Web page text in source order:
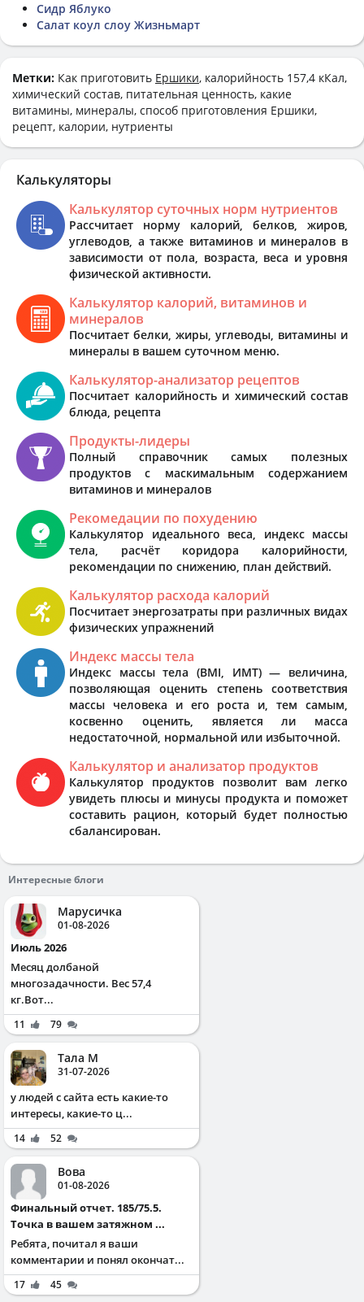
Сидр Яблуко
Салат коул слоу Жизньмарт
Метки: Как приготовить Ершики, калорийность 157,4 кКал,
химический состав, питательная ценность, какие
витамины, минералы, способ приготовления Ершики,
рецепт, калории, нутриенты
Калькуляторы
Калькулятор суточных норм нутриентов
Рассчитает норму калорий, белков, жиров,
углеводов, а также витаминов и минералов в
зависимости от пола, возраста, веса и уровня
физической активности.
Калькулятор калорий, витаминов и
минералов
Посчитает белки, жиры, углеводы, витамины и
минералы в вашем суточном меню.
Калькулятор-анализатор рецептов
Посчитает калорийность и химический состав
блюда, рецепта
Продукты-лидеры
Полный справочник самых полезных
продуктов с маскимальным содержанием
витаминов и минералов
Рекомедации по похудению
Калькулятор идеального веса, индекс массы
тела, расчёт коридора калорийности,
рекомендации по снижению, план действий.
Калькулятор расхода калорий
Посчитает энергозатраты при различных видах
физических упражнений
Индекс массы тела
Индекс массы тела (BMI, ИМТ) — величина,
позволяющая оценить степень соответствия
массы человека и его роста и, тем самым,
косвенно оценить, является ли масса
недостаточной, нормальной или избыточной.
Калькулятор и анализатор продуктов
Калькулятор продуктов позволит вам легко
увидеть плюсы и минусы продукта и поможет
составить рацион, который будет полностью
сбалансирован.
Интересные блоги
Марусичка
01-08-2026
Июль 2026
Месяц долбаной
многозадачности. Вес 57,4
кг.Вот...
11 79
Тала М
31-07-2026
у людей с сайта есть какие-то
интересы, какие-то ц...
14 52
Вова
01-08-2026
Финальный отчет. 185/75.5.
Точка в вашем затяжном ...
Ребята, почитал я ваши
комментарии и понял окончат...
17
45